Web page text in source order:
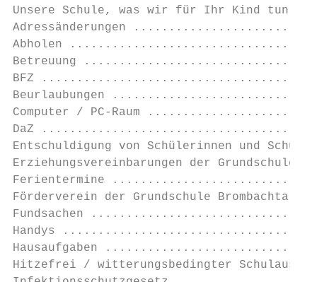
Unsere Schule, was wir für Ihr
Adressänderungen
Abholen
Betreuung
BFZ
Beurlaubungen
Computer / PC-Raum
DaZ
Entschuldigung von Schülerinnen
Erziehungsvereinbarungen der
Ferientermine
Förderverein der Grundschule
Fundsachen
Handys
Hausaufgaben
Hitzefrei / witterungsbedingter